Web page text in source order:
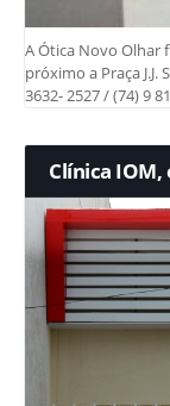
A Ótica Novo Olhar
próximo a Praça
3632- 2527 / (74) 9
Clínica